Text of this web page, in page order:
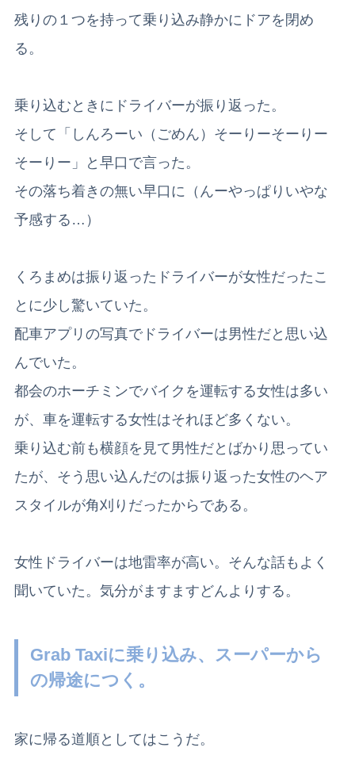
残りの１つを持って乗り込み静かにドアを閉め
る。
乗り込むときにドライバーが振り返った。
そして「しんろーい（ごめん）そーりーそーりー
そーりー」と早口で言った。
その落ち着きの無い早口に（んーやっぱりいやな
予感する…）
くろまめは振り返ったドライバーが女性だったこ
とに少し驚いていた。
配車アプリの写真でドライバーは男性だと思い込
んでいた。
都会のホーチミンでバイクを運転する女性は多い
が、車を運転する女性はそれほど多くない。
乗り込む前も横顔を見て男性だとばかり思ってい
たが、そう思い込んだのは振り返った女性のヘア
スタイルが角刈りだったからである。
女性ドライバーは地雷率が高い。そんな話もよく
聞いていた。気分がますますどんよりする。
Grab Taxiに乗り込み、スーパーから
の帰途につく。
家に帰る道順としてはこうだ。